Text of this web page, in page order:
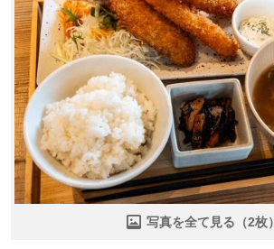
写真を全て見る（2枚）